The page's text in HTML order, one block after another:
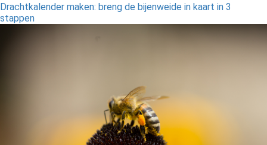
Drachtkalender maken: breng de bijenweide in kaart in 3
stappen